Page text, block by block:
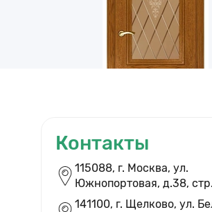
ВЫЗВАТЬ ЗАМЕРЩИКА
Бесплатный выезд и помощь в
выборе дверей
Контакты
115088, г. Москва, ул.
Южнопортовая, д.38,
141100, г. Щелково, ул.